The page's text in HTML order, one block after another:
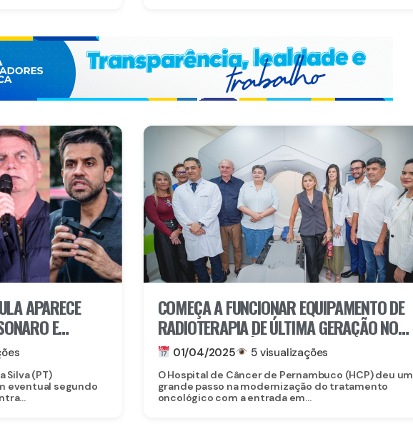
APARECE
E
Silva (PT)
eventual segundo
COMEÇA A FUNCIONAR EQUIPAMENTO DE
RADIOTERAPIA DE ÚLTIMA GERAÇÃO NO
HOSPITAL DE CÂNCER DE PERNAMBUCO
ATRAVÉS DE EMENDA DOS DEPUTADOS
EDUARDO E LULA DA FONTE
01/04/2025 5 visualizações
O Hospital de Câncer de Pernambuco (HCP) deu um
grande passo na modernização do tratamento
oncológico com a entrada em...